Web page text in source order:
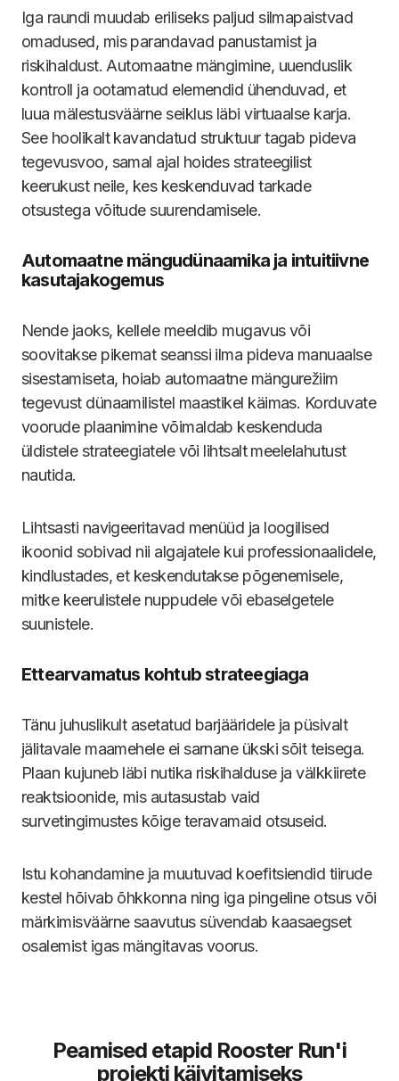
Iga raundi muudab eriliseks paljud silmapaistvad
omadused, mis parandavad panustamist ja
riskihaldust. Automaatne mängimine, uuenduslik
kontroll ja ootamatud elemendid ühenduvad, et
luua mälestusväärne seiklus läbi virtuaalse karja.
See hoolikalt kavandatud struktuur tagab pideva
tegevusvoo, samal ajal hoides strateegilist
keerukust neile, kes keskenduvad tarkade
otsustega võitude suurendamisele.
Automaatne mängudünaamika ja intuitiivne
kasutajakogemus
Nende jaoks, kellele meeldib mugavus või
soovitakse pikemat seanssi ilma pideva manuaalse
sisestamiseta, hoiab automaatne mängurežiim
tegevust dünaamilistel maastikel käimas. Korduvate
voorude plaanimine võimaldab keskenduda
üldistele strateegiatele või lihtsalt meelelahutust
nautida.
Lihtsasti navigeeritavad menüüd ja loogilised
ikoonid sobivad nii algajatele kui professionaalidele,
kindlustades, et keskendutakse põgenemisele,
mitke keerulistele nuppudele või ebaselgetele
suunistele.
Ettearvamatus kohtub strateegiaga
Tänu juhuslikult asetatud barjääridele ja püsivalt
jälitavale maamehele ei sarnane ükski sõit teisega.
Plaan kujuneb läbi nutika riskihalduse ja välkkiirete
reaktsioonide, mis autasustab vaid
survetingimustes kõige teravamaid otsuseid.
Istu kohandamine ja muutuvad koefitsiendid tiirude
kestel hõivab õhkkonna ning iga pingeline otsus või
märkimisväärne saavutus süvendab kaasaegset
osalemist igas mängitavas voorus.
Peamised etapid Rooster Run'i
projekti käivitamiseks